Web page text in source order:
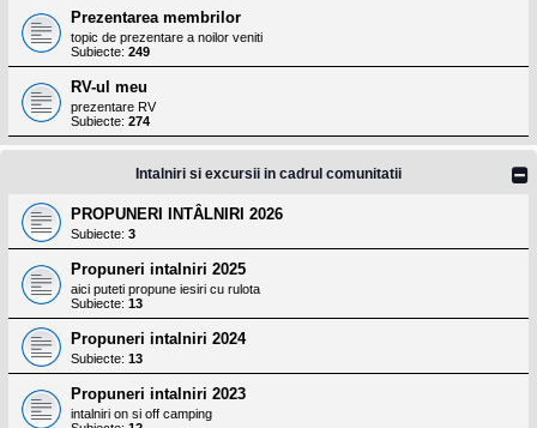
Prezentarea membrilor
topic de prezentare a noilor veniti
Subiecte: 249
RV-ul meu
prezentare RV
Subiecte: 274
Intalniri si excursii in cadrul comunitatii
PROPUNERI INTÂLNIRI 2026
Subiecte: 3
Propuneri intalniri 2025
aici puteti propune iesiri cu rulota
Subiecte: 13
Propuneri intalniri 2024
Subiecte: 13
Propuneri intalniri 2023
intalniri on si off camping